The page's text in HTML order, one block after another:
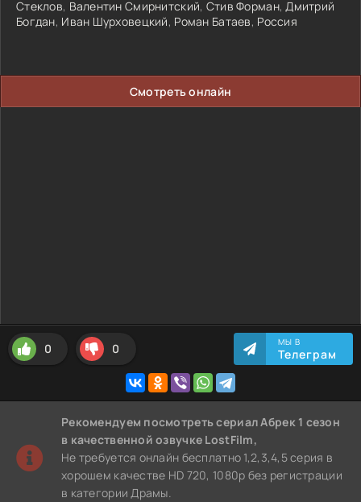
Стеклов, Валентин Смирнитский, Стив Форман,Дмитрий
Богдан, Иван Шурховецкий, Роман Батаев, Россия
Смотреть онлайн
0 0 МЫ В
Телеграм
Рекомендуем посмотреть сериал Абрек 1 сезон
в качественной озвучке LostFilm,
Не требуется онлайн бесплатно 1,2,3,4,5 серия в
хорошем качестве HD 720, 1080p без регистрации
в категории Драмы.